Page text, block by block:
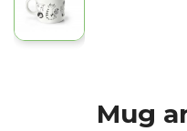
Mug